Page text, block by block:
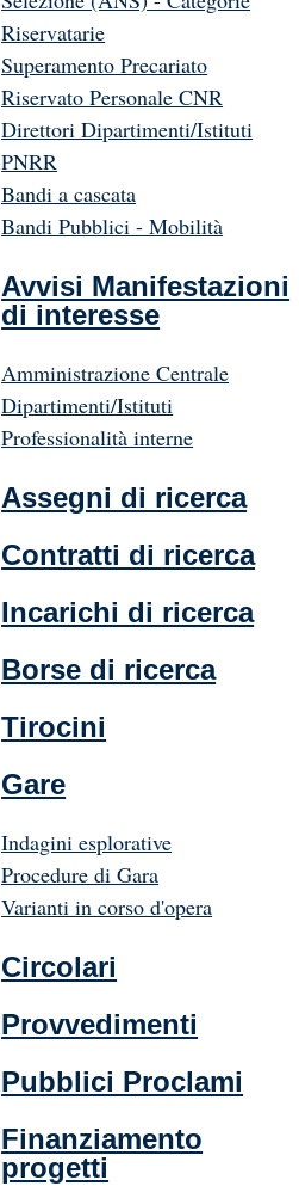
Riservatarie
Superamento Precariato
Riservato Personale CNR
Direttori Dipartimenti/Istituti
PNRR
Bandi a cascata
Bandi Pubblici - Mobilità
Avvisi Manifestazioni
di interesse
Amministrazione Centrale
Dipartimenti/Istituti
Professionalità interne
Assegni di ricerca
Contratti di ricerca
Incarichi di ricerca
Borse di ricerca
Tirocini
Gare
Indagini esplorative
Procedure di Gara
Varianti in corso d'opera
Circolari
Provvedimenti
Pubblici Proclami
Finanziamento
progetti